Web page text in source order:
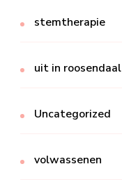
stemtherapie
uit in roosendaal
Uncategorized
volwassenen